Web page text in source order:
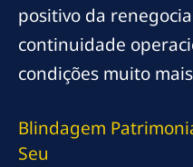
positivo da
continuidade
condições muito
Blindagem
Seu